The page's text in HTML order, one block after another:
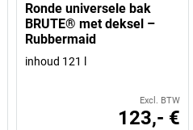
Ronde universele bak
BRUTE® met deksel –
Rubbermaid
inhoud 121 l
Excl. BTW
123,- €